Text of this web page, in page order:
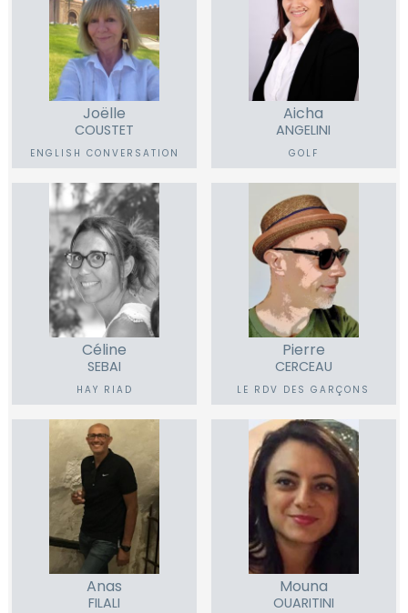
Joëlle
COUSTET
ENGLISH CONVERSATION
Aicha
ANGELINI
GOLF
Céline
SEBAI
HAY RIAD
Pierre
CERCEAU
LE RDV DES GARÇONS
Anas
FILALI
Mouna
OUARITINI